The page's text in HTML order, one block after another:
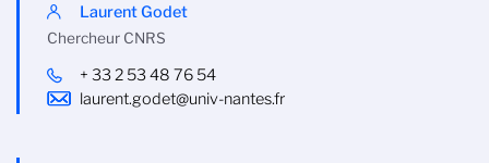
Laurent Godet
Chercheur CNRS
+ 33 2 53 48 76 54
laurent.godet@univ-nantes.fr